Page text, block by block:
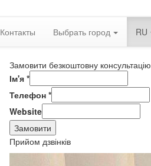
Контакты Выбрать город RU
Замовити безкоштовну консультацію
Ім'я *
Телефон *
Website
Замовити
Прийом дзвінків